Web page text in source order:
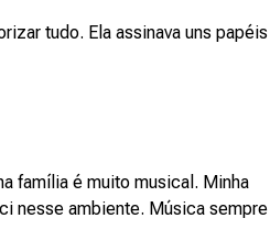
tudo. Ela assinava uns papéis
família é muito musical. Minha
nesse ambiente. Música sempre